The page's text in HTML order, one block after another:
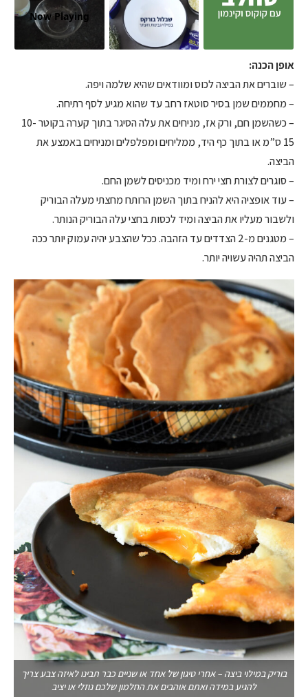
Now Playing
אופן הכנה:
– שוברים את הביצה לכוס ומוודאים שהיא שלמה ויפה.
– מחממים שמן בסיר סוטאז רחב עד שהוא מגיע לסף רתיחה.
– כשהשמן חם, ורק אז, מניחים את עלה הסיגר בתוך קערה בקוטר 10-
15 ס”מ או בתוך כף היד, ממליחים ומפלפלים ומניחים באמצע את
הביצה.
– סוגרים לצורת חצי ירח ומיד מכניסים לשמן החם.
– עוד אופציה היא להניח בתוך השמן הרותח מחצתי מעלה הבוריק
ולשבור מעליו את הביצה ומיד לכסות בחצי עלה הבוריק הנותר.
– מטגנים מ-2 הצדדים עד הזהבה. ככל שהצבע יהיה עמוק יותר ככה
הביצה תהיה עשויה יותר.
בוריק במילוי ביצה – אחרי טיגון של אחד או שניים כבר תבינו לאיזה צבע צריך
להגיע במידה ואתם אוהבים את החלמון שלכם נוזלי או יציב